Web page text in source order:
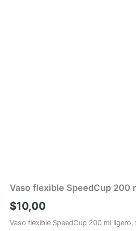
Vaso flexible SpeedCup 200
$10,00
Vaso flexible SpeedCup 200 ml ligero,